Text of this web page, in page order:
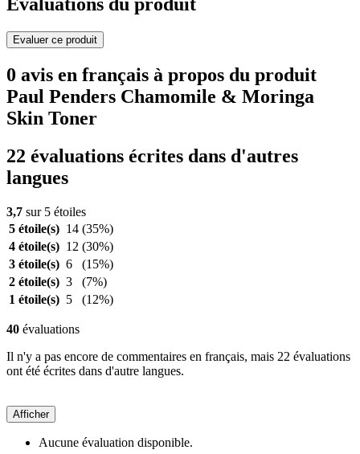
Evaluations du produit
Evaluer ce produit
0 avis en français à propos du produit
Paul Penders Chamomile & Moringa
Skin Toner
22 évaluations écrites dans d'autres
langues
3,7 sur 5 étoiles
5 étoile(s) 14 (35%)
4 étoile(s) 12 (30%)
3 étoile(s) 6
(15%)
2 étoile(s) 3
(7%)
1 étoile(s) 5 (12%)
40 évaluations
Il n'y a pas encore de commentaires en français, mais 22 évaluations
ont été écrites dans d'autre langues.
Afficher
Aucune évaluation disponible.